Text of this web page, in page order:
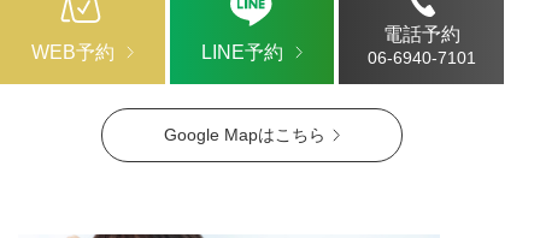
Google Mapはこちら
WEB予約 LINE予約
電話予約
06-6940-7101